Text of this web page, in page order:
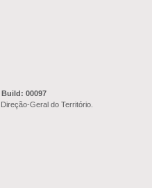
Build: 00097
Geral do Território.